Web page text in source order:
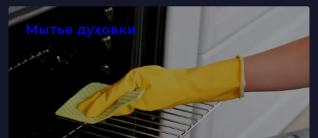
Мытье духовки